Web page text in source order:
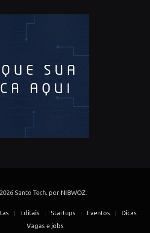
Santo Tech. por NIBWOZ.
Editais Startups Eventos
Dicas
Vagas e jobs